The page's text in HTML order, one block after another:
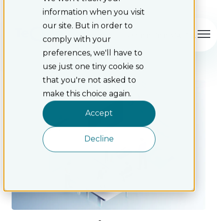
information when you visit
our site. But in order to
comply with your
preferences, we'll have to
use just one tiny cookie so
that you're not asked to
make this choice again.
Accept
Decline
Artiklar /HUR DU HÅLLER DITT CRM...